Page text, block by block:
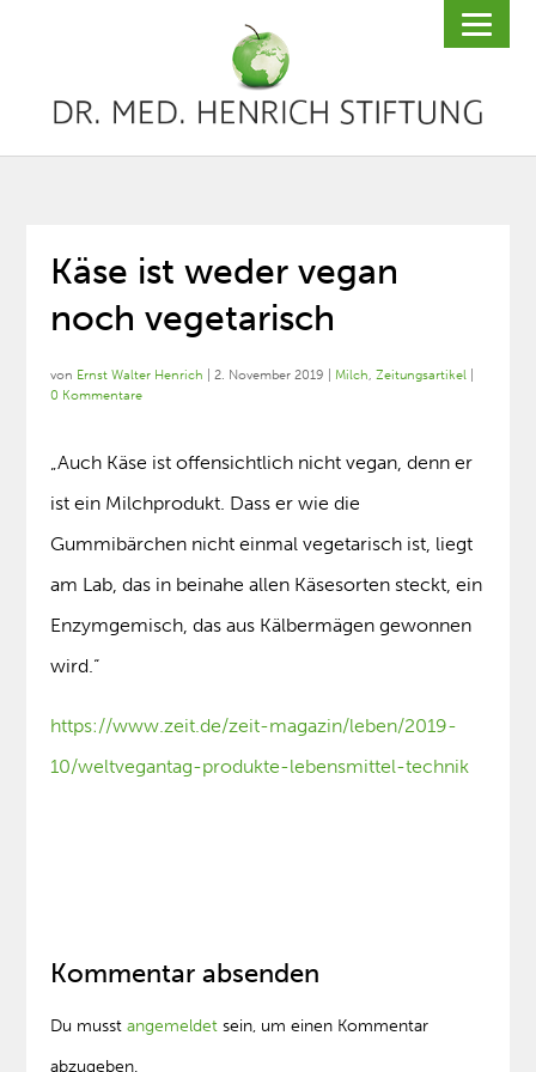
Käse ist weder vegan
noch vegetarisch
von Ernst Walter Henrich |2. November 2019 Milch,Zeitungsartikel
0 Kommentare
„Auch Käse ist offensichtlich nicht vegan, denn er
ist ein Milchprodukt. Dass er wie die
Gummibärchen nicht einmal vegetarisch ist, liegt
am Lab, das in beinahe allen Käsesorten steckt, ein
Enzymgemisch, das aus Kälbermägen gewonnen
wird.“
https://www.zeit.de/zeit-magazin/leben/2019-
10/weltvegantag-produkte-lebensmittel-technik
Kommentar absenden
Du musstangemeldet sein, um einen Kommentar
abzugeben.